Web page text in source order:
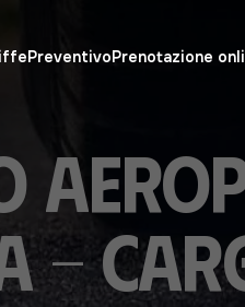
PreventivoPrenotazione
-